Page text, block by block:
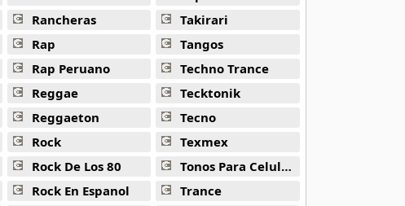
Rancheras
Rap
Rap Peruano
Reggae
Reggaeton
Rock
Rock De Los 80
Rock En Espanol
Takirari
Tangos
Techno Trance
Tecktonik
Tecno
Texmex
Tonos Para Celulares
Trance